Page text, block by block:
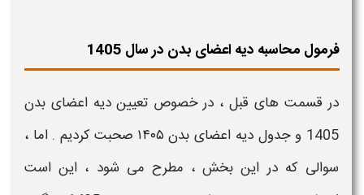
فرمول محاسبه دیه اعضای بدن در سال 1405
در قسمت های قبل ، در خصوص تعیین دیه اعضای بدن
1405 وجدول دیه اعضای بدن ۱۴۰۵​ صحبت کردیم . اما ،
سوالی که در این بخش ، مطرح می شود ، این است